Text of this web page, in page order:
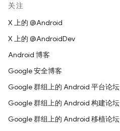
关注
X 上的 @Android
X 上的 @AndroidDev
Android 博客
Google 安全博客
Google 群组上的 Android 平台论坛
Google 群组上的 Android 构建论坛
Google 群组上的 Android 移植论坛